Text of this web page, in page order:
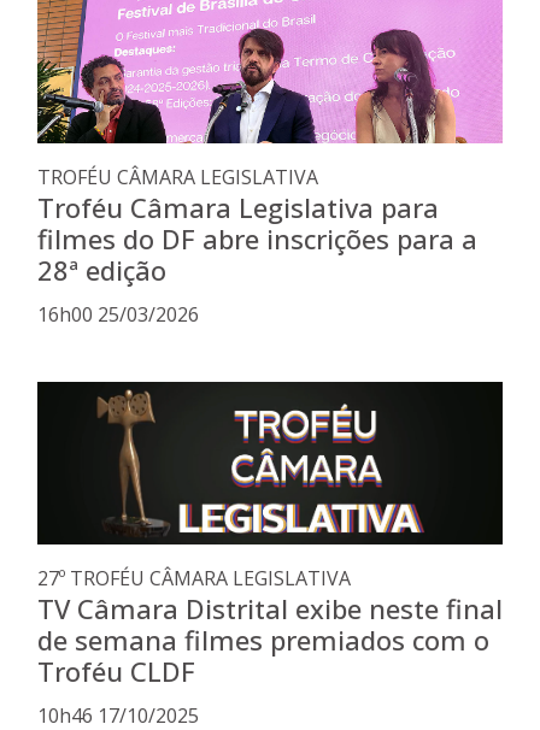
TROFÉU CÂMARA LEGISLATIVA
Troféu Câmara Legislativa para
filmes do DF abre inscrições para a
28ª edição
16h00 25/03/2026
27º TROFÉU CÂMARA LEGISLATIVA
TV Câmara Distrital exibe neste final
de semana filmes premiados com o
Troféu CLDF
10h46 17/10/2025